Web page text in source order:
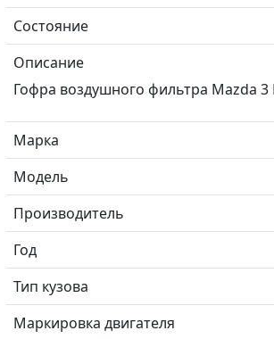
Состояние
Описание
Гофра воздушного фильтра Mazda 3
Марка
Модель
Производитель
Год
Тип кузова
Маркировка двигателя